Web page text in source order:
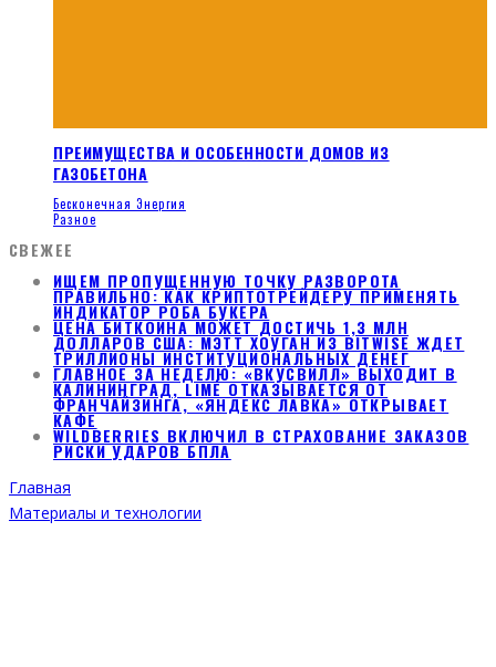
ПРЕИМУЩЕСТВА И ОСОБЕННОСТИ ДОМОВ ИЗ
ГАЗОБЕТОНА
Бесконечная Энергия
Разное
СВЕЖЕЕ
ИЩЕМ ПРОПУЩЕННУЮ ТОЧКУ РАЗВОРОТА
ПРАВИЛЬНО: КАК КРИПТОТРЕЙДЕРУ ПРИМЕНЯТЬ
ИНДИКАТОР РОБА БУКЕРА
ЦЕНА БИТКОИНА МОЖЕТ ДОСТИЧЬ 1,3 МЛН
ДОЛЛАРОВ США: МЭТТ ХОУГАН ИЗ BITWISE ЖДЕТ
ТРИЛЛИОНЫ ИНСТИТУЦИОНАЛЬНЫХ ДЕНЕГ
ГЛАВНОЕ ЗА НЕДЕЛЮ: «ВКУСВИЛЛ» ВЫХОДИТ В
КАЛИНИНГРАД, LIMÉ ОТКАЗЫВАЕТСЯ ОТ
ФРАНЧАЙЗИНГА, «ЯНДЕКС ЛАВКА» ОТКРЫВАЕТ
КАФЕ
WILDBERRIES ВКЛЮЧИЛ В СТРАХОВАНИЕ ЗАКАЗОВ
РИСКИ УДАРОВ БПЛА
Главная
Материалы и технологии